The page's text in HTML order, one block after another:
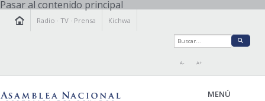
Pasar al contenido principal
Radio ·TV · Prensa Kichwa
A- A+
MENÚ